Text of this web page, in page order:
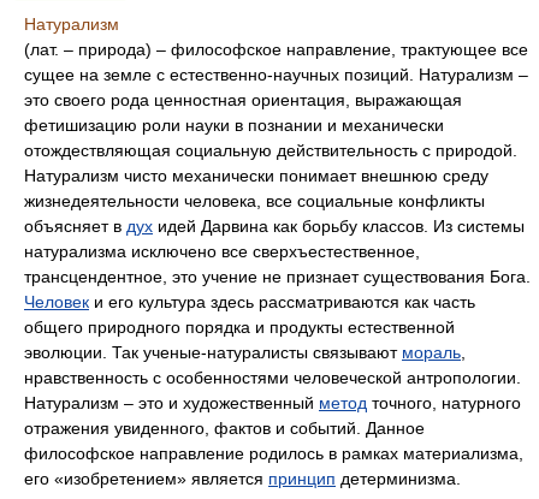
Натурализм
(лат. – природа) – философское направление, трактующее все
сущее на земле с естественно-научных позиций. Натурализм –
это своего рода ценностная ориентация, выражающая
фетишизацию роли науки в познании и механически
отождествляющая социальную действительность с природой.
Натурализм чисто механически понимает внешнюю среду
жизнедеятельности человека, все социальные конфликты
объясняет в дух идей Дарвина как борьбу классов. Из системы
натурализма исключено все сверхъестественное,
трансцендентное, это учение не признает существования Бога.
Человек и его культура здесь рассматриваются как часть
общего природного порядка и продукты естественной
эволюции. Так ученые-натуралисты связывают мораль
нравственность с особенностями человеческой антропологии.
Натурализм – это и художественный метод точного, натурного
отражения увиденного, фактов и событий. Данное
философское направление родилось в рамках материализма,
его «изобретением» является принцип детерминизма.